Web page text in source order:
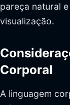
pareça natural
visualização.
Corporal
A linguagem